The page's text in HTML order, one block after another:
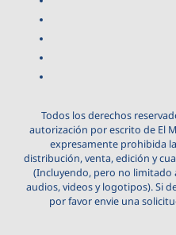
Todos los derechos
autorización por escrito de El
expresamente prohibida
distribución, venta, edición y
(Incluyendo, pero no
audios, videos y logotipos). Si
por favor envie una